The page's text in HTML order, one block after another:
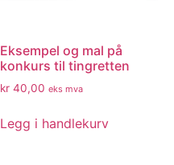
Eksempel og mal på
konkurs til tingretten
kr 40,00 eks mva
Legg i handlekurv